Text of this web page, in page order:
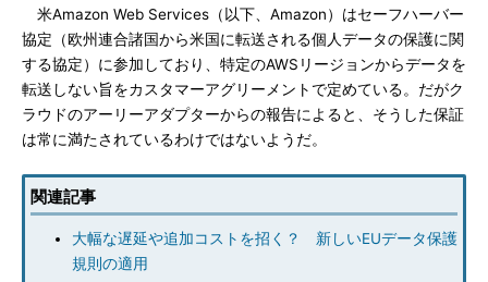
米Amazon Web Services（以下、Amazon）はセーフハーバー
協定（欧州連合諸国から米国に転送される個人データの保護に関
する協定）に参加しており、特定のAWSリージョンからデータを
転送しない旨をカスタマーアグリーメントで定めている。だがク
ラウドのアーリーアダプターからの報告によると、そうした保証
は常に満たされているわけではないようだ。
関連記事
大幅な遅延や追加コストを招く？ 新しいEUデータ保護
規則の適用